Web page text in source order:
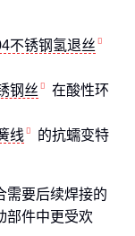
不锈钢氢退丝
钢丝
在酸性环
线
的抗蠕变特
需要后续焊接的
部件中更受欢